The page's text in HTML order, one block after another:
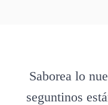
Saborea lo
seguntinos